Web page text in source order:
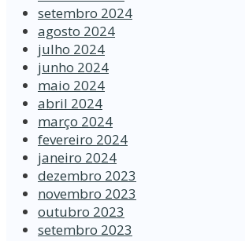
setembro 2024
agosto 2024
julho 2024
junho 2024
maio 2024
abril 2024
março 2024
fevereiro 2024
janeiro 2024
dezembro 2023
novembro 2023
outubro 2023
setembro 2023